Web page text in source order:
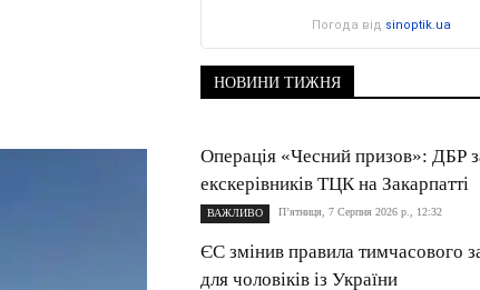
Погода від sinoptik.ua
НОВИНИ ТИЖНЯ
Операція «Чесний призов»: ДБР
екскерівників ТЦК на Закарпатті
ВАЖЛИВО П’ятниця, 7 Серпня 2026 р., 12:32
ЄС змінив правила тимчасового
для чоловіків із України